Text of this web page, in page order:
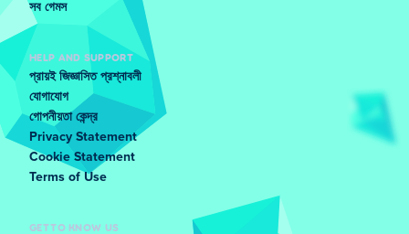
সব গেমস
HELP AND SUPPORT
প্রায়ই জিজ্ঞাসিত প্রশ্নাবলী
যোগাযোগ
গোপনীয়তা কেন্দ্র
Privacy Statement
Cookie Statement
Terms of Use
GET TO KNOW US